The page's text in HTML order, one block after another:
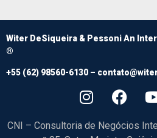
Witer DeSiqueira & Pessoni An
®
+55 (62) 98560-6130 –
CNI – Consultoria de Negócios